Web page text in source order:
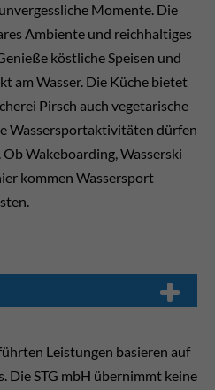
Momente. Die
Ambiente und reichhaltiges
köstliche Speisen und
am Wasser. Die Küche bietet
Pirsch auch vegetarische
Wassersportaktivitäten dürfen
Wakeboarding, Wasserski
kommen Wassersport
Leistungen basieren auf
Die STG mbH übernimmt keine